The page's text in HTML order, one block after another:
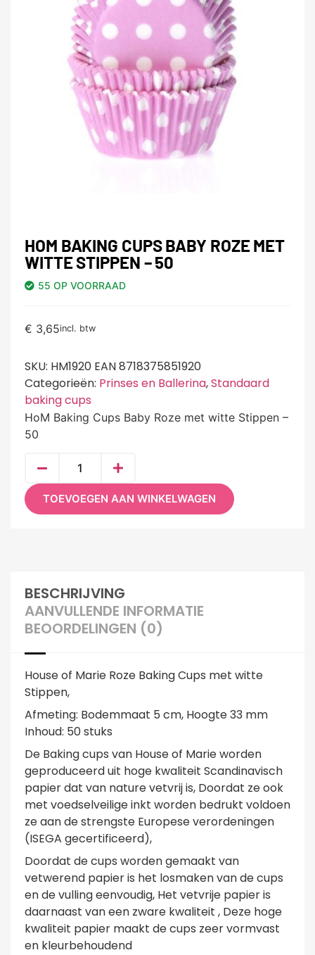
HOM BAKING CUPS BABY ROZE MET
WITTE STIPPEN – 50
55 OP VOORRAAD
€ 3,65incl. btw
SKU: HM1920 EAN 8718375851920
Categorieën: Prinses en Ballerina,Standaard
baking cups
HoM Baking Cups Baby Roze met witte Stippen –
50
TOEVOEGEN AAN WINKELWAGEN
BESCHRIJVING
AANVULLENDE INFORMATIE
BEOORDELINGEN (0)
House of Marie Roze Baking Cups met witte
Stippen,
Afmeting: Bodemmaat 5 cm, Hoogte 33 mm
Inhoud: 50 stuks
De Baking cups van House of Marie worden
geproduceerd uit hoge kwaliteit Scandinavisch
papier dat van nature vetvrij is, Doordat ze ook
met voedselveilige inkt worden bedrukt voldoen
ze aan de strengste Europese verordeningen
(ISEGA gecertificeerd),
Doordat de cups worden gemaakt van
vetwerend papier is het losmaken van de cups
en de vulling eenvoudig, Het vetvrije papier is
daarnaast van een zware kwaliteit , Deze hoge
kwaliteit papier maakt de cups zeer vormvast
en kleurbehoudend